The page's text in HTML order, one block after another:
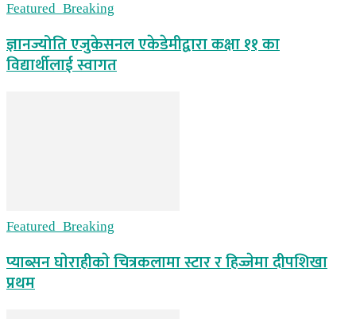
Featured_Breaking
ज्ञानज्योति एजुकेसनल एकेडेमीद्वारा कक्षा ११ का
विद्यार्थीलाई स्वागत
Featured_Breaking
प्याब्सन घाेराहीकाे चित्रकलामा स्टार र हिज्जेमा दीपशिखा
प्रथम